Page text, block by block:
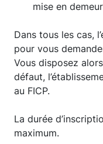
mise en
Dans tous les cas,
pour vous
Vous disposez
défaut,
au FICP.
La durée
maximum.